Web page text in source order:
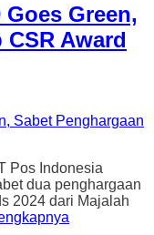
Green,
Award
Pos Indonesia
dua penghargaan
2024 dari Majalah